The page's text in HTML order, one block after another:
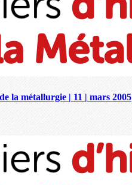
la métallurgie | 11 | mars 2005